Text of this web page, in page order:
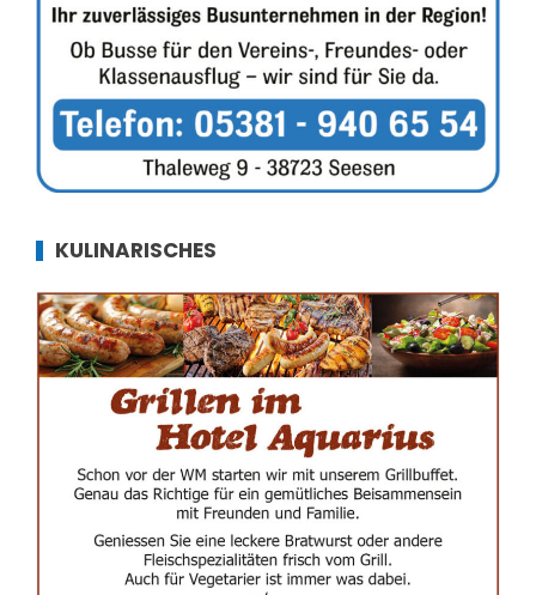
KULINARISCHES